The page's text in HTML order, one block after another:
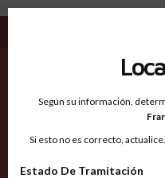
Williamson TN
Según su información,
Si esto no es correcto,
Estado De Tramitación